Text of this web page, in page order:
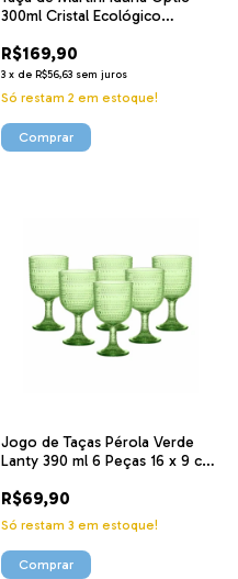
300ml Cristal Ecológico
R$169,90
3 x de R$56,63 sem juros
Só restam 2 em estoque!
Jogo de Taças Pérola Verde
Lanty 390 ml 6 Peças 16 x 9 cm
R$69,90
Só restam 3 em estoque!